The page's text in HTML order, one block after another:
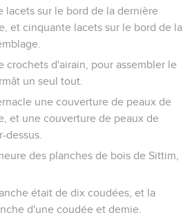
lacets sur le bord de la dernière
et cinquante lacets sur le bord de la
crochets d'airain, pour assembler le
un seul tout.
une couverture de peaux de
et une couverture de peaux de
dessus.
des planches de bois de Sittim,
était de dix coudées, et la
d'une coudée et demie.